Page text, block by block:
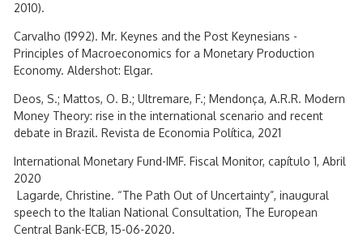
2010).
Carvalho (1992). Mr. Keynes and the Post Keynesians -
Principles of Macroeconomics for a Monetary Production
Economy. Aldershot: Elgar.
Deos, S.; Mattos, O. B.; Ultremare, F.; Mendonça, A.R.R. Modern
Money Theory: rise in the international scenario and recent
debate in Brazil. Revista de Economia Política, 2021
International Monetary Fund-IMF. Fiscal Monitor, capítulo 1, Abril
2020
Lagarde, Christine. “The Path Out of Uncertainty”, inaugural
speech to the Italian National Consultation, The European
Central Bank-ECB, 15-06-2020.